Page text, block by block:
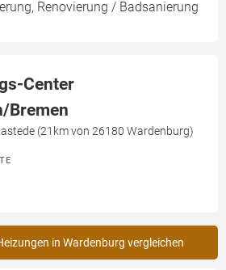
Renovierung / Badsanierung
Center
Bremen
(21km von 26180 Wardenburg)
in Wardenburg vergleichen